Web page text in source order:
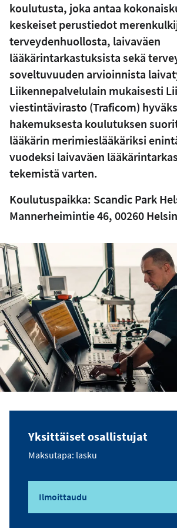
koulutusta, joka antaa
keskeiset perustiedot
terveydenhuollosta, laivaväen
lääkärintarkastuksista sekä
soveltuvuuden arvioinnista
Liikennepalvelulain mukaisesti
viestintävirasto (Traficom)
hakemuksesta koulutuksen
lääkärin merimieslääkäriksi
vuodeksi laivaväen
tekemistä varten.
Koulutuspaikka: Scandic Park
Mannerheimintie 46, 00260
Yksittäiset osallistujat
Maksutapa: lasku
Ilmoittaudu